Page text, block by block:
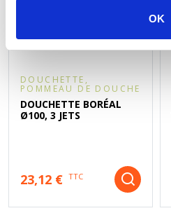
OK
DÉCOUVREZ ÉGALEMENT
DOUCHETTE,
POMMEAU DE DOUCHE
DOUCHETTE BORÉAL
Ø100, 3 JETS
23,12 € TTC